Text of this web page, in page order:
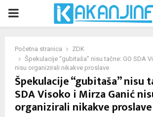
PRIMARY
Početna stranica
ZDK
Špekulacije “gubitaša” nisu tačne: GO SDA
nisu organizirali nikakve proslave
Špekulacije “gubitaša” nisu
SDA Visoko i Mirza Ganić
organizirali nikakve proslave